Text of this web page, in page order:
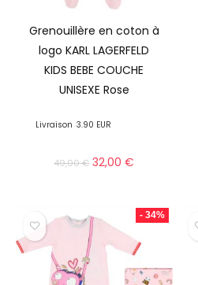
Grenouillère en coton à
logo KARL LAGERFELD
KIDS BEBE COUCHE
UNISEXE Rose
Livraison 3.90 EUR
49,00€ 32,00€
- 34%